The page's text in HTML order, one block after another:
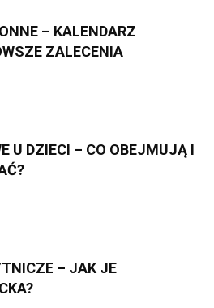
– KALENDARZ
ZALECENIA
U DZIECI – CO OBEJMUJĄ I
– JAK JE